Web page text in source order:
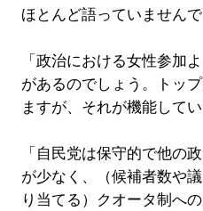
ほとんど語っていませんで
「政治における女性参加
があるのでしょう。トッ
ますが、それが機能してい
「自民党は保守的で他の
が少なく、（候補者数や
り当てる）クオータ制へ